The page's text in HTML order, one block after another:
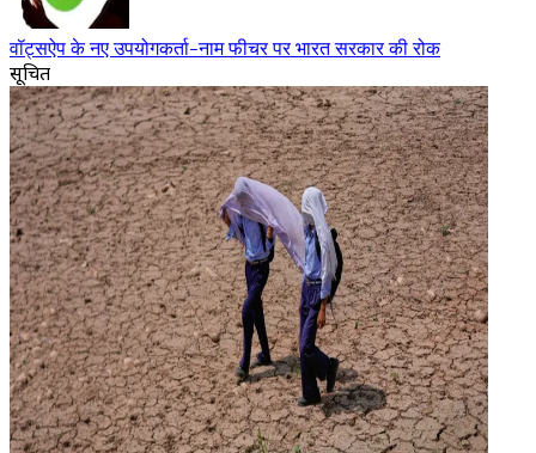
वॉट्सऐप के नए उपयोगकर्ता-नाम फीचर पर भारत सरकार की रोक
सूचित